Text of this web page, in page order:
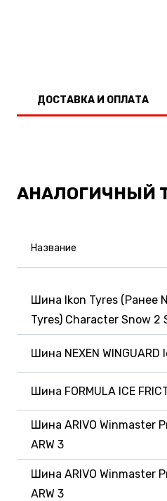
ДОСТАВКА И ОПЛАТА
АНАЛОГИЧНЫЙ
Название
Шина Ikon Tyres (Ранее
Tyres) Character Snow 2
Шина NEXEN WINGUARD
Шина FORMULA ICE
Шина ARIVO Winmaster
ARW 3
Шина ARIVO Winmaster
ARW 3